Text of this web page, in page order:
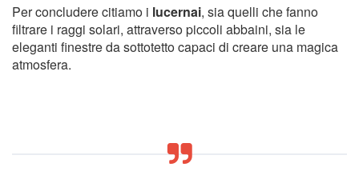
Per concludere citiamo i lucernai, sia quelli che fanno
filtrare i raggi solari, attraverso piccoli abbaini, sia le
eleganti finestre da sottotetto capaci di creare una magica
atmosfera.